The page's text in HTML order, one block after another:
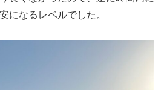
になるレベルでした。